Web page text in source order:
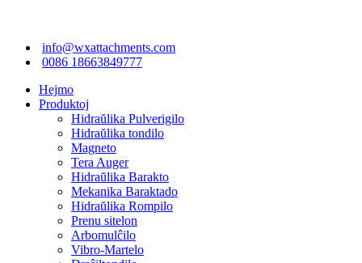
info@wxattachments.com
0086 18663849777
Hejmo
Produktoj
Hidraŭlika Pulverigilo
Hidraŭlika tondilo
Magneto
Tera Auger
Hidraŭlika Barakto
Mekanika Baraktado
Hidraŭlika Rompilo
Prenu sitelon
Arbomulĉilo
Vibro-Martelo